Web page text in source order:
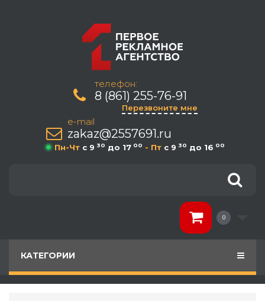
телефон:
8 (861) 255-76-91
Перезвоните мне
e-mail
zakaz@2557691.ru
Пн-Чт c 9 30 до 17 00 - Пт c 9 30 до 16 00
0
КАТЕГОРИИ